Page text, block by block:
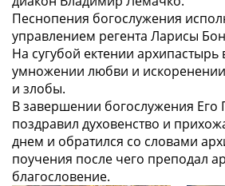
Песнопения богослужения
управлением регента Ларисы
На сугубой ектении архипастырь
умножении любви и
и злобы.
В завершении богослужения Его
поздравил духовенство и
днем и обратился со словами
поучения после чего преподал
благословение.